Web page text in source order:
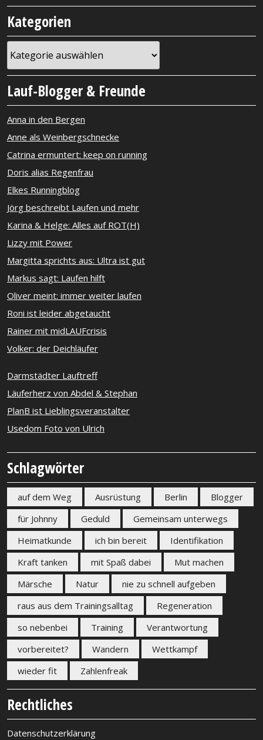
Kategorien
Lauf-Blogger & Freunde
Anna in den Bergen
Anne als Weinbergschnecke
Catrina ermuntert: keep on running
Doris alias Regenfrau
Elkes Runningblog
Jörg beschreibt Laufen und mehr
Karina & Helge: Alles auf ROT(H)
Lizzy mit Power
Margitta sprichts aus: Ultra ist gut
Markus sagt: Laufen hilft
Oliver meint: immer weiter laufen
Roni ist leider abgetaucht
Rainer mit midLAUFcrisis
Volker: der Deichläufer
Darmstädter Lauftreff
Läuferherz von Abdel & Stephan
PlanB ist Lieblingsveranstalter
Usedom Foto von Ulrich
Schlagwörter
auf dem Weg Ausrüstung Berlin
Blogger
für Johnny
Geduld
Gemeinsam unterwegs
Heimatkunde
ich bin bereit
Identifikation
Kraft tanken
mit Spaß dabei
Mut machen
Märsche
Natur
nie zu schnell aufgeben
raus aus dem Trainingsalltag
Regeneration
so nebenbei
Training
Verantwortung
vorbereitet?
Wandern
Wettkampf
wieder fit
Zahlenfreak
Rechtliches
Datenschutzerklärung